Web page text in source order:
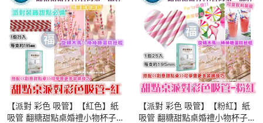
【派對 彩色 吸管】【紅色】紙
吸管 翻糖甜點桌婚禮小物杯子蛋
【派對 彩色 吸管】【粉紅】紙
吸管 翻糖甜點桌婚禮小物杯子蛋